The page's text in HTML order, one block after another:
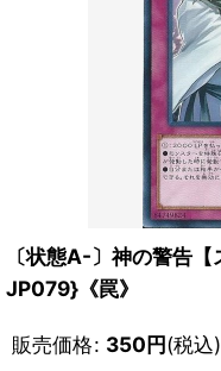
〔状態A-〕神の警告
JP079}《罠》
販売価格: 350円(税込)